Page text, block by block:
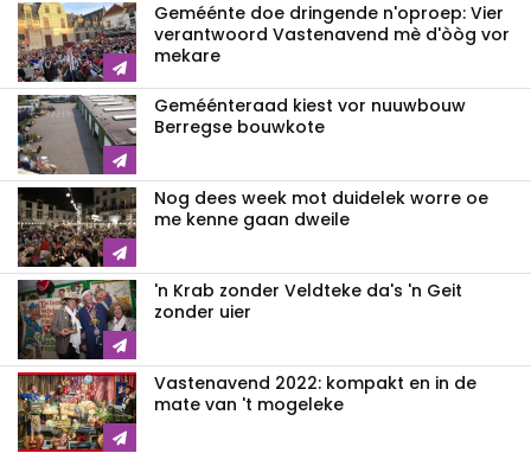
Geméénte doe dringende n'oproep: Vier
verantwoord Vastenavend mè d'òòg vor
mekare
Geméénteraad kiest vor nuuwbouw
Berregse bouwkote
Nog dees week mot duidelek worre oe
me kenne gaan dweile
'n Krab zonder Veldteke da's 'n Geit
zonder uier
Vastenavend 2022: kompakt en in de
mate van 't mogeleke